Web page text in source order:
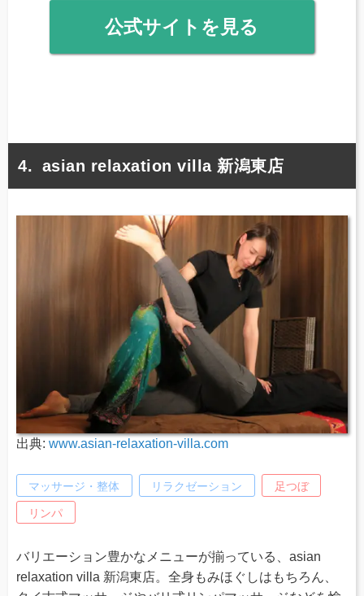
公式サイトを見る
asian relaxation villa 新潟東店
出典: www.asian-relaxation-villa.com
マッサージ・整体 リラクゼーション 足つぼ
リンパ
バリエーション豊かなメニューが揃っている、asian
relaxation villa 新潟東店。全身もみほぐしはもちろん、